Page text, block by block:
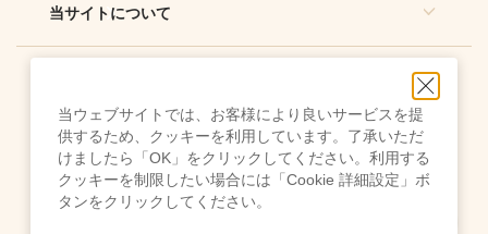
当サイトについて
ご利用規約
当ウェブサイトでは、お客様により良いサービスを提
供するため、クッキーを利用しています。了承いただ
けましたら「OK」をクリックしてください。利用する
クッキーを制限したい場合には「Cookie 詳細設定」ボ
タンをクリックしてください。